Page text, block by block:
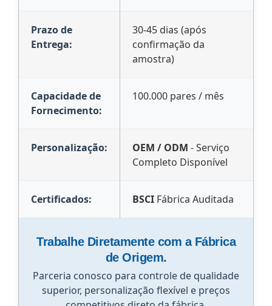
Prazo de
Entrega:
30-45 dias (após
confirmação da
amostra)
Capacidade de
Fornecimento:
100.000 pares / mês
Personalização: OEM / ODM - Serviço
Completo Disponível
Certificados: BSCI Fábrica Auditada
Trabalhe Diretamente com a Fábrica
de Origem.
Parceria conosco para controle de qualidade
superior, personalização flexível e preços